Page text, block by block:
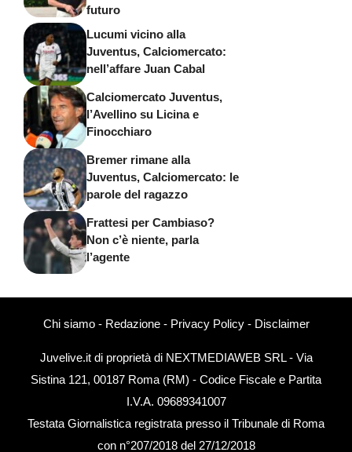
futuro
Lucumi vicino alla
Juventus, Calciomercato:
nell’affare Juan Cabal
Calciomercato Juventus,
l’Avellino su Licina e
Finocchiaro
Bremer rimane alla
Juventus, Calciomercato: le
parole del ragazzo
Frattesi per Cambiaso?
Non c’è niente, parla
l’agente
Chi siamo- Redazione- Privacy Policy- Disclaimer
Juvelive.it di proprietà di NEXTMEDIAWEB SRL - Via
Sistina 121, 00187 Roma (RM) - Codice Fiscale e Partita
I.V.A. 09689341007
Testata Giornalistica registrata presso il Tribunale di Roma
con n°207/2018 del 27/12/2018